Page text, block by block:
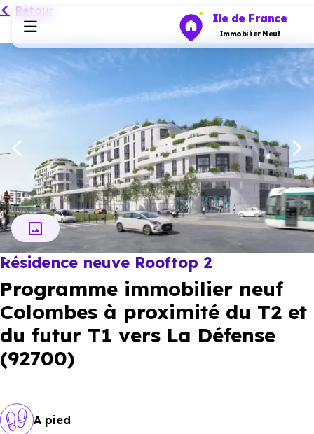
Ile de France
Immobilier Neuf
Investir
Actualités
Ressources
Financer
Retour
Résidence neuve Rooftop 2
Programme immobilier neuf
Colombes à proximité du T2 et
du futur T1 vers La Défense
(92700)
A pied